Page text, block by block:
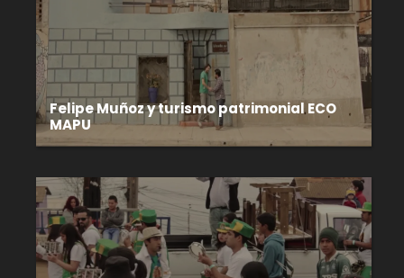
Felipe Muñoz y turismo patrimonial ECO
MAPU